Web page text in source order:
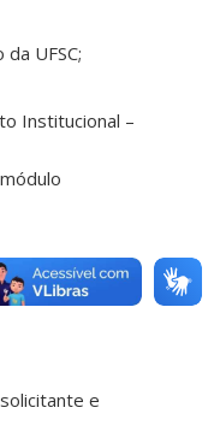
UFSC;
Institucional –
e